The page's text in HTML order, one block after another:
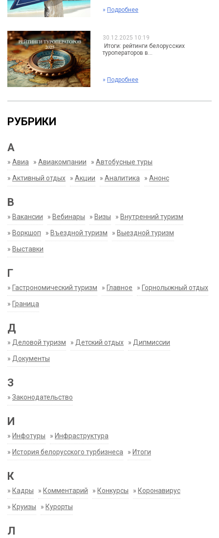
» Подробнее
30.12.2025 10:19
Итоги: рейтинги белорусских
туроператоров в...
» Подробнее
РУБРИКИ
А
» Авиа » Авиакомпании » Автобусные туры
» Активный отдых » Акции » Аналитика » Анонс
В
» Вакансии » Вебинары » Визы » Внутренний туризм
» Воркшоп » Въездной туризм » Выездной туризм
» Выставки
Г
» Гастрономический туризм » Главное » Горнолыжный отдых
» Граница
Д
» Деловой туризм » Детский отдых » Дипмиссии
» Документы
З
» Законодательство
И
» Инфотуры » Инфраструктура
» История белорусского турбизнеса » Итоги
К
» Кадры » Комментарий » Конкурсы » Коронавирус
» Круизы » Курорты
Л